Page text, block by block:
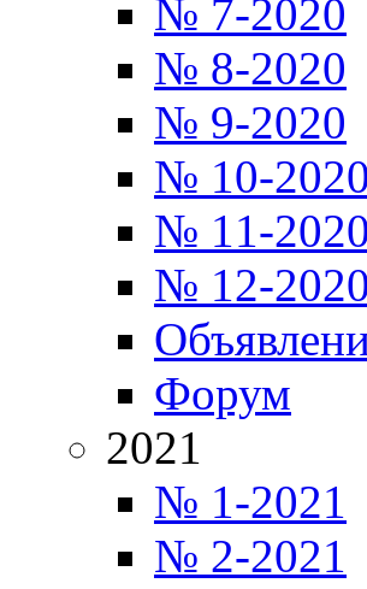
№ 7-2020
№ 8-2020
№ 9-2020
№ 10-2020
№ 11-2020
№ 12-2020
Форум
2021
№ 1-2021
№ 2-2021